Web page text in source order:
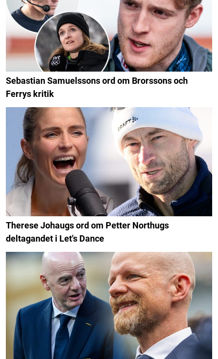
Sebastian Samuelssons ord om Brorssons och
Ferrys kritik
Therese Johaugs ord om Petter Northugs
deltagandet i Let's Dance